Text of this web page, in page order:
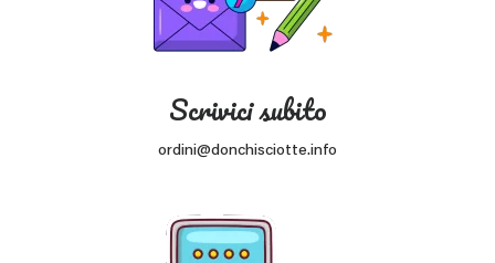
Scrivici subito
ordini@donchisciotte.info